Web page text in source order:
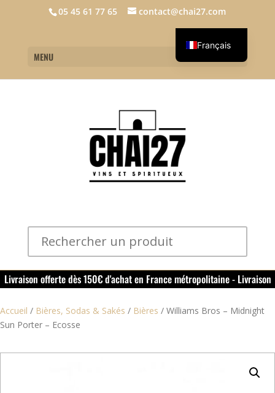
05 45 61 77 65 contact@chai27.com
MENU
Livraison offerte dès 150€ d'achat en France métropolitaine - Livraison
offerte dans le rouillacais (16) dès 50€ d'achat
Accueil / Bières, Sodas & Sakés / Bières / Williams Bros – Midnight
Sun Porter – Ecosse
Français
English